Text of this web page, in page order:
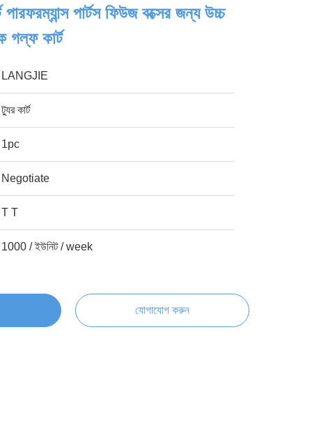
পার্টস ফিউজ বক্সের জন্য উচ্চ
গল্ফ কার্ট
LANGJIE
ট্যুর কার্ট
1pc
Negotiate
T T
1000 / ইউনিট / week
যোগাযোগ করুন